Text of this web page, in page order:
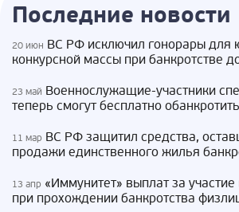
Последние новости
20 июн ВС РФ исключил гонорары для
конкурсной массы при банкротстве
23 май Военнослужащие-участники
теперь смогут бесплатно
11 мар ВС РФ защитил средства,
продажи единственного жилья
13 апр «Иммунитет» выплат за
при прохождении банкротства